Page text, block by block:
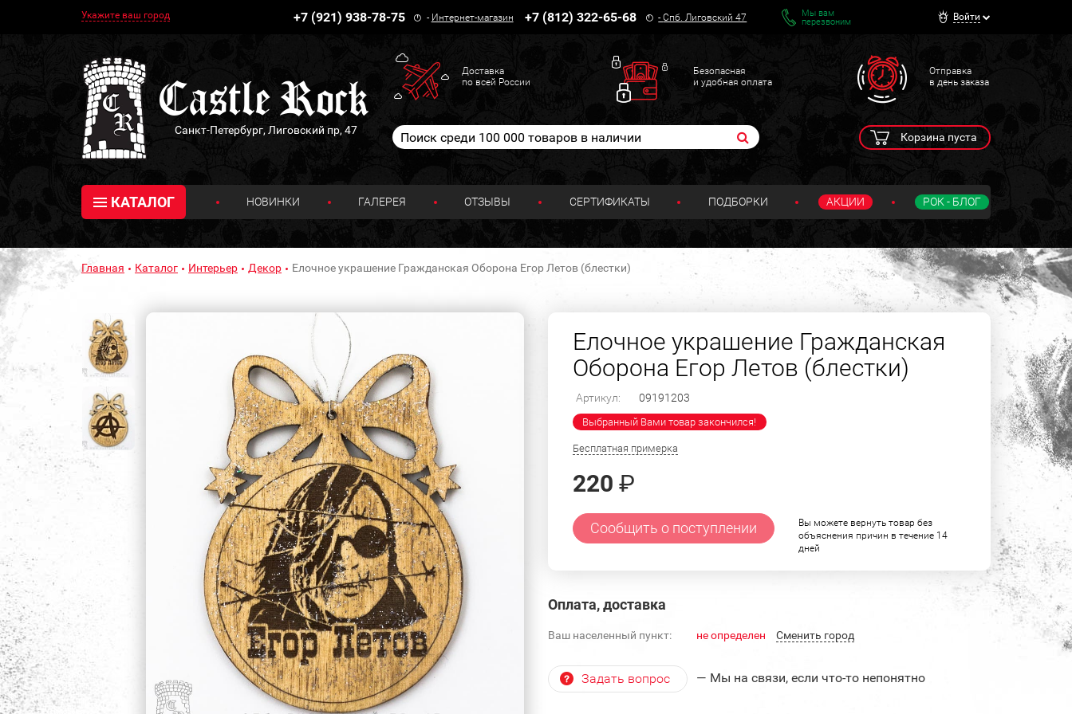
Укажите ваш город +7 (921) 938-78-75 - Интернет-магазин +7 (812) 322-65-68 -Спб. Лиговский 47
Мы вам
перезвоним
Войти
Санкт-Петербург, Лиговский пр, 47
Доставка
по всей России
Безопасная
и удобная оплата
Отправка
в день заказа
Корзина пуста
КАТАЛОГ НОВИНКИ ГАЛЕРЕЯ ОТЗЫВЫ СЕРТИФИКАТЫ ПОДБОРКИ АКЦИИ РОК - БЛОГ
Главная Каталог Интерьер Декор Елочное украшение Гражданская Оборона Егор Летов (блестки)
Елочное украшение Гражданская
Оборона Егор Летов (блестки)
Артикул: 09191203
Выбранный Вами товар закончился!
Бесплатная примерка
220 ₽
Сообщить о поступлении
Вы можете вернуть товар без
объяснения причин в течение 14
дней
Оплата, доставка
Ваш населенный пункт: не определен Cменить город
Задать вопрос — Мы на связи, если что-то непонятно